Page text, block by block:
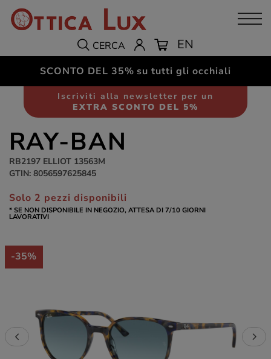
CERCA EN
SCONTO DEL 35% su tutti gli occhiali
Iscriviti alla newsletter per un
EXTRA SCONTO DEL 5%
Occhiali da sole Unisex
RAY-BAN
RB2197 ELLIOT 13563M
GTIN: 8056597625845
Solo 2 pezzi disponibili
* SE NON DISPONIBILE IN NEGOZIO, ATTESA DI 7/10 GIORNI
LAVORATIVI
-35%